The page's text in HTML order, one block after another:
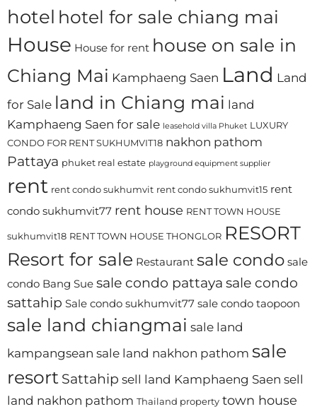
hotel hotel for sale chiang mai
House House for rent house on sale in
Chiang Mai Kamphaeng Saen Land Land
for Sale land in Chiang mai land
Kamphaeng Saen for sale leasehold villa Phuket LUXURY
CONDO FOR RENT SUKHUMVIT18 nakhon pathom
Pattaya phuket real estate playground equipment supplier
rent rent condo sukhumvit rent condo sukhumvit15 rent
condo sukhumvit77 rent house RENT TOWN HOUSE
sukhumvit18 RENT TOWN HOUSE THONGLOR RESORT
Resort for sale Restaurant sale condo sale
condo Bang Sue sale condo pattaya sale condo
sattahip Sale condo sukhumvit77 sale condo taopoon
sale land chiangmai sale land
kampangsean sale land nakhon pathom sale
resort Sattahip sell land Kamphaeng Saen sell
land nakhon pathom Thailand property town house